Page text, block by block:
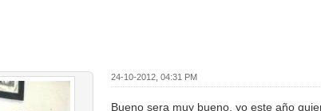
24-10-2012, 04:31 PM
Bueno sera muy bueno, yo este año